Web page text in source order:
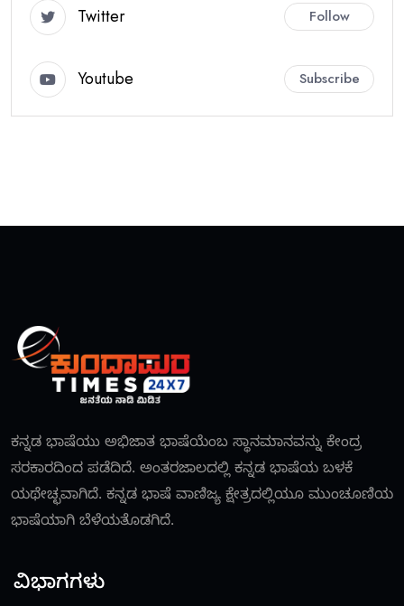
Twitter Follow
Youtube Subscribe
ಕನ್ನಡ ಭಾಷೆಯು ಅಭಿಜಾತ ಭಾಷೆಯೆಂಬ ಸ್ಥಾನಮಾನವನ್ನು ಕೇಂದ್ರ
ಸರಕಾರದಿಂದ ಪಡೆದಿದೆ. ಅಂತರಜಾಲದಲ್ಲಿ ಕನ್ನಡ ಭಾಷೆಯ ಬಳಕೆ
ಯಥೇಚ್ಛವಾಗಿದೆ. ಕನ್ನಡ ಭಾಷೆ ವಾಣಿಜ್ಯ ಕ್ಷೇತ್ರದಲ್ಲಿಯೂ ಮುಂಚೂಣಿಯ
ಭಾಷೆಯಾಗಿ ಬೆಳೆಯತೊಡಗಿದೆ.
ವಿಭಾಗಗಳು